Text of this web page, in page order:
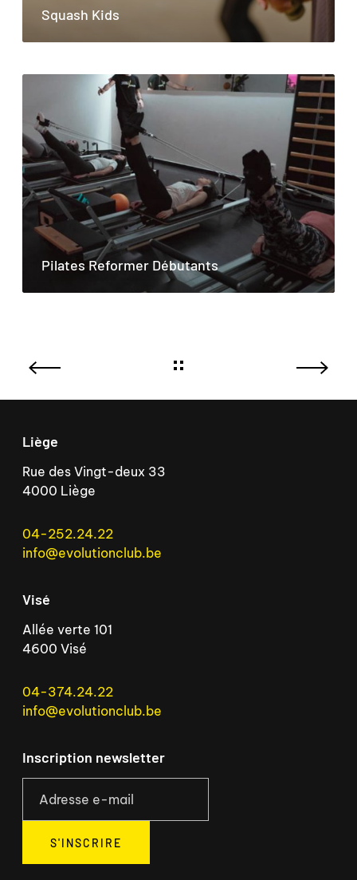
Squash Kids
Pilates Reformer Débutants
Liège
Rue des Vingt-deux 33
4000 Liège
04-252.24.22
info@evolutionclub.be
Visé
Allée verte 101
4600 Visé
04-374.24.22
info@evolutionclub.be
Inscription newsletter